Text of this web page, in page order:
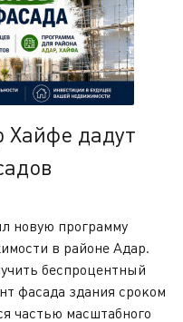
Хайфе дадут
новую программу
в районе Адар.
беспроцентный
фасада здания сроком
частью масштабного